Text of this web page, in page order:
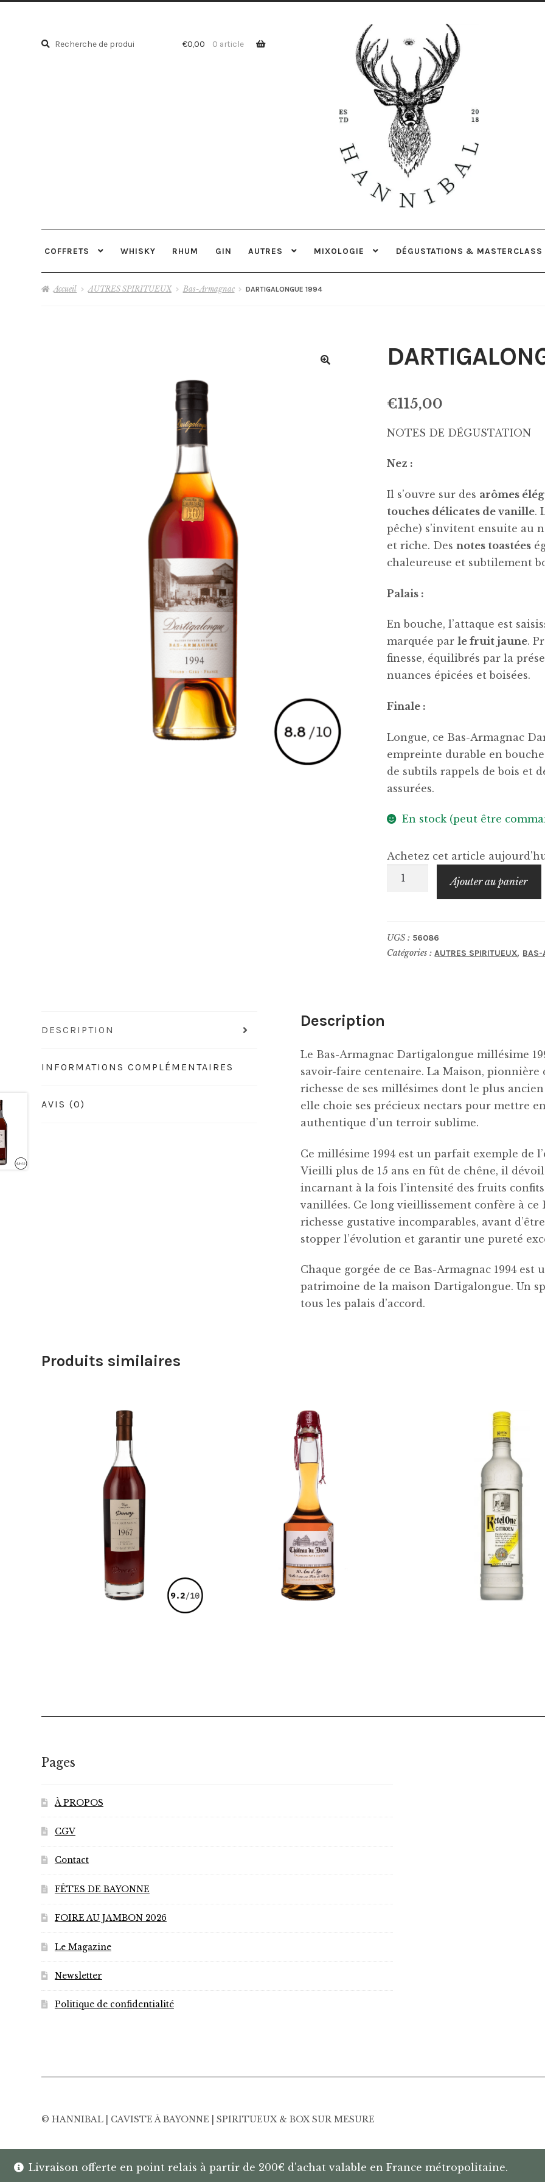
Livraison offerte en point relais à partir de 200€ d'achat valable en France métropolitaine.
Recherche
Recherche
€0,00 0 article
COFFRETS WHISKY RHUM GIN AUTRES MIXOLOGIE DÉGUSTATIONS & MASTERCLASS
Accueil AUTRES SPIRITUEUX Bas-Armagnac DARTIGALONGUE 1994
€115,00
NOTES DE DÉGUSTATION
Nez :
Il s’ouvre sur des arômes
touches délicates de vanille.
pêche) s’invitent ensuite au
et riche. Desnotes toastées
chaleureuse et subtilement
Palais :
En bouche, l’attaque est
marquée parle fruit jaune.
finesse, équilibrés par la
nuances épicées et boisées.
Finale :
Longue, ce Bas-Armagnac
empreinte durable en
de subtils rappels de bois et
assurées.
En stock (peut être
Achetez cet article
quantité
Ajouter au panier
UGS : 56086
Catégories :AUTRES SPIRITUEUX, BAS-
DESCRIPTION
INFORMATIONS COMPLÉMENTAIRES
AVIS (0)
Description
Le Bas-Armagnac Dartigalongue millésime
savoir-faire centenaire. La Maison, pionnière
richesse de ses millésimes dont le plus
elle choie ses précieux nectars pour mettre
authentique d’un terroir sublime.
Ce millésime 1994 est un parfait exemple de
Vieilli plus de 15 ans en fût de chêne, il
incarnant à la fois l’intensité des fruits confits
vanillées. Ce long vieillissement confère à
richesse gustative incomparables, avant
stopper l’évolution et garantir une pureté
Chaque gorgée de ce Bas-Armagnac 1994
patrimoine de la maison Dartigalongue. Un
tous les palais d’accord.
Produits similaires
€345,00 €69,00 €34,00
Pages
À PROPOS
CGV
Contact
FÊTES DE BAYONNE
FOIRE AU JAMBON 2026
Le Magazine
Newsletter
Politique de confidentialité
© HANNIBAL | CAVISTE À BAYONNE | SPIRITUEUX & BOX SUR MESURE